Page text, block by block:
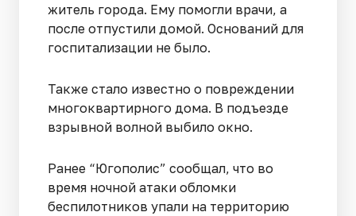
житель города. Ему помогли врачи, а
после отпустили домой. Оснований для
госпитализации не было.
Также стало известно о повреждении
многоквартирного дома. В подъезде
взрывной волной выбило окно.
Ранее “Югополис” сообщал, что во
время ночной атаки обломки
беспилотников упали на территорию